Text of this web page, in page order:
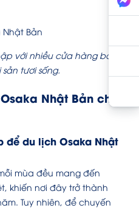
với nhiều cửa hàng bán
tươi sống.
Nhật Bản cho
để du lịch Osaka Nhật
mùa đều mang đến
khiến nơi đây trở thành
Tuy nhiên, để chuyến